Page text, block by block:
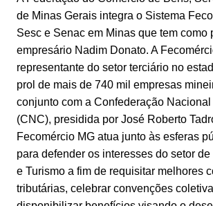
de Minas Gerais integra o Sistema
Sesc e Senac em Minas que tem como
empresário Nadim Donato. A
representante do setor terciário no
prol de mais de 740 mil empresas
conjunto com a Confederação
(CNC), presidida por José Roberto
Fecomércio MG atua junto às esferas
para defender os interesses do setor
e Turismo a fim de requisitar melhores
tributárias, celebrar convenções